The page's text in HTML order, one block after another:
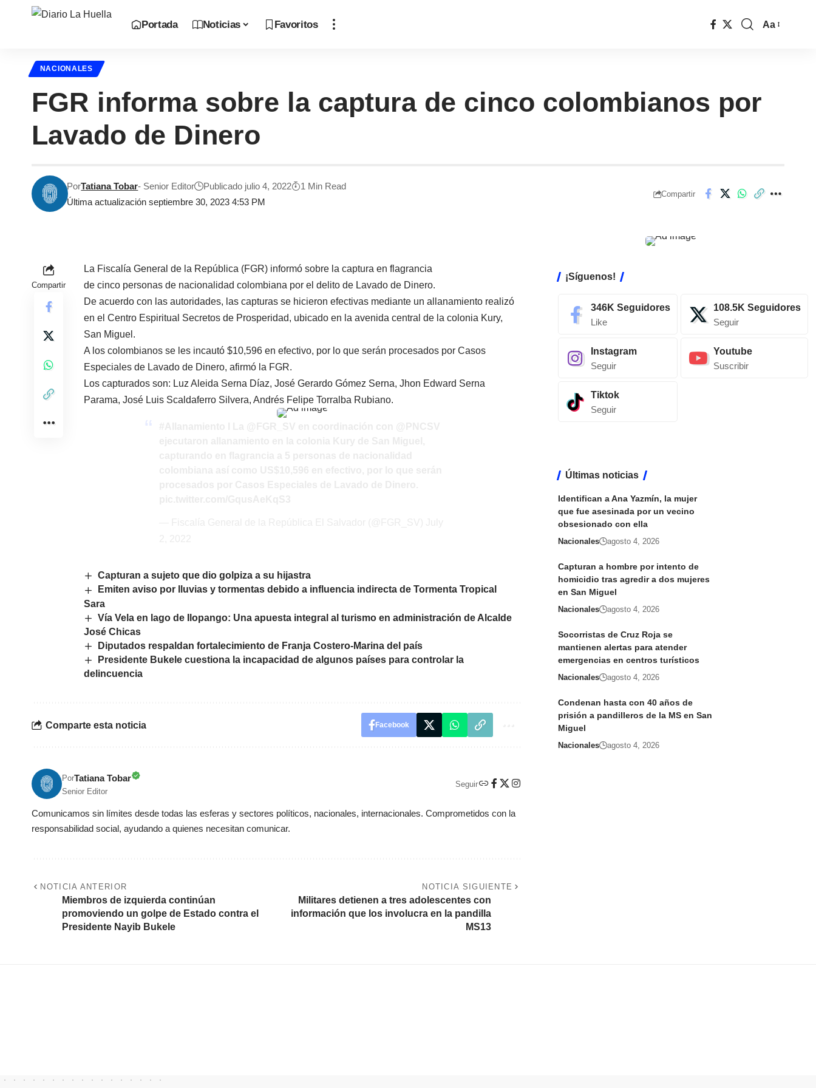
Portada Noticias Favoritos Aa
NACIONALES
FGR informa sobre la captura de cinco colombianos por
Lavado de Dinero
Última actualización septiembre 30, 2023 4:53 PM
PorTatiana Tobar- Senior Editor Publicado julio 4, 2022 1 Min Read
Compartir
Compartir
La Fiscalía General de la República (FGR) informó sobre la captura en flagrancia
de cinco personas de nacionalidad colombiana por el delito de Lavado de Dinero.
De acuerdo con las autoridades, las capturas se hicieron efectivas mediante un allanamiento realizó
en el Centro Espiritual Secretos de Prosperidad, ubicado en la avenida central de la colonia Kury,
San Miguel.
A los colombianos se les incautó $10,596 en efectivo, por lo que serán procesados por Casos
Especiales de Lavado de Dinero, afirmó la FGR.
Los capturados son: Luz Aleida Serna Díaz, José Gerardo Gómez Serna, Jhon Edward Serna
Parama, José Luis Scaldaferro Silvera, Andrés Felipe Torralba Rubiano.
Capturan a sujeto que dio golpiza a su hijastra
Emiten aviso por lluvias y tormentas debido a influencia indirecta de Tormenta Tropical
Sara
Vía Vela en lago de Ilopango: Una apuesta integral al turismo en administración de Alcalde
José Chicas
Diputados respaldan fortalecimiento de Franja Costero-Marina del país
Presidente Bukele cuestiona la incapacidad de algunos países para controlar la
delincuencia
Comparte esta noticia Facebook
PorTatiana Tobar
Senior Editor
Seguir
Comunicamos sin límites desde todas las esferas y sectores políticos, nacionales, internacionales. Comprometidos con la
responsabilidad social, ayudando a quienes necesitan comunicar.
NOTICIA ANTERIOR
Miembros de izquierda continúan
promoviendo un golpe de Estado contra el
Presidente Nayib Bukele
NOTICIA SIGUIENTE
Militares detienen a tres adolescentes con
información que los involucra en la pandilla
MS13
¡Síguenos!
346K Seguidores
Like
108.5K Seguidores
Seguir
Instagram
Seguir
Youtube
Suscribir
Tiktok
Seguir
Últimas noticias
Identifican a Ana Yazmín, la mujer
que fue asesinada por un vecino
obsesionado con ella
Nacionales agosto 4, 2026
Capturan a hombre por intento de
homicidio tras agredir a dos mujeres
en San Miguel
Nacionales agosto 4, 2026
Socorristas de Cruz Roja se
mantienen alertas para atender
emergencias en centros turísticos
Nacionales agosto 4, 2026
Condenan hasta con 40 años de
prisión a pandilleros de la MS en San
Miguel
Nacionales agosto 4, 2026